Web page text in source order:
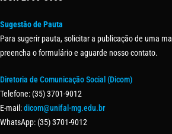
Sugestão de Pauta
Para sugerir pauta, solicitar a publicação de uma
preencha o formulário e aguarde nosso contato.
Diretoria de Comunicação Social (Dicom)
Telefone: (35) 3701-9012
E-mail:dicom@unifal-mg.edu.br
WhatsApp: (35) 3701-9012